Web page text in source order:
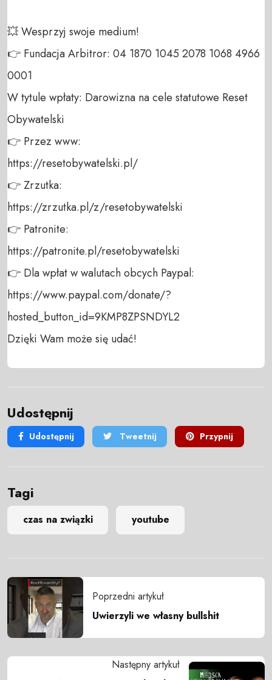
💥 Wesprzyj swoje medium!
👉 Fundacja Arbitror: 04 1870 1045 2078 1068 4966
0001
W tytule wpłaty: Darowizna na cele statutowe Reset
Obywatelski
👉 Przez www:
https://resetobywatelski.pl/
👉 Zrzutka:
https://zrzutka.pl/z/resetobywatelski
👉 Patronite:
https://patronite.pl/resetobywatelski
👉 Dla wpłat w walutach obcych Paypal:
https://www.paypal.com/donate/?
hosted_button_id=9KMP8ZPSNDYL2
Dzięki Wam może się udać!
Udostępnij
Udostępnij Tweetnij Przypnij
Tagi
czas na związki youtube
Poprzedni artykuł
Uwierzyli we własny bullshit
Następny artykuł